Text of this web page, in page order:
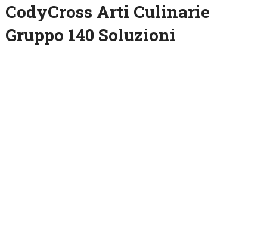
CodyCross Arti Culinarie
Gruppo 140 Soluzioni